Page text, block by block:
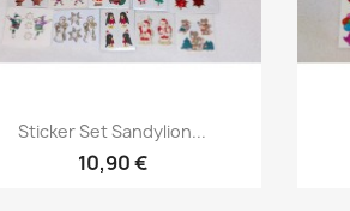
Sticker Set Sandylion...
10,90 €